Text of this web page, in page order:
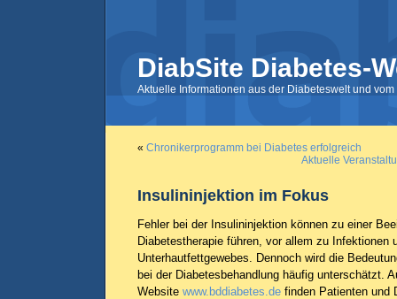
DiabSite Diabetes-
Aktuelle Informationen aus der Diabeteswelt und
« Chronikerprogramm bei Diabetes erfolgreich
Aktuelle
Insulininjektion im Fokus
Fehler bei der Insulininjektion können zu einer
Diabetestherapie führen, vor allem zu Infektionen
Unterhautfettgewebes. Dennoch wird die
bei der Diabetesbehandlung häufig unterschätzt.
Website www.bddiabetes.de finden Patienten und